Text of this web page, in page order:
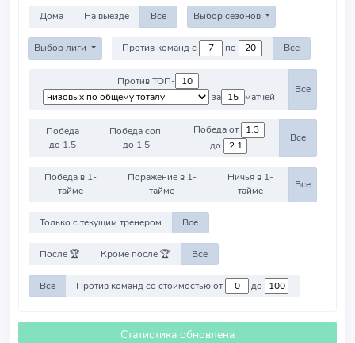
Дома На выезде Все Выбор сезонов
Выбор лиги Против команд с по Все
Против ТОП-
за
матчей
Все
Победа
до 1.5
Победа соп.
до 1.5
Победа от
до
Все
Победа в 1-
тайме
Поражение в 1-
тайме
Ничья в 1-
тайме
Все
Только с текущим тренером Все
После 🏆 Кроме после 🏆 Все
Все Против команд со стоимостью от до
Статистика обновлена